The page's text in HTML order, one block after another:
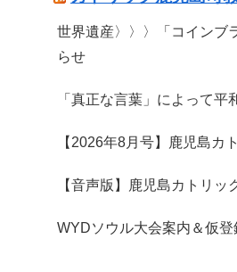
世界遺産〉〉〉「コインブ
らせ
「真正な言葉」によって平
【2026年8月号】鹿児島カ
【音声版】鹿児島カトリ
WYDソウル大会案内＆仮登